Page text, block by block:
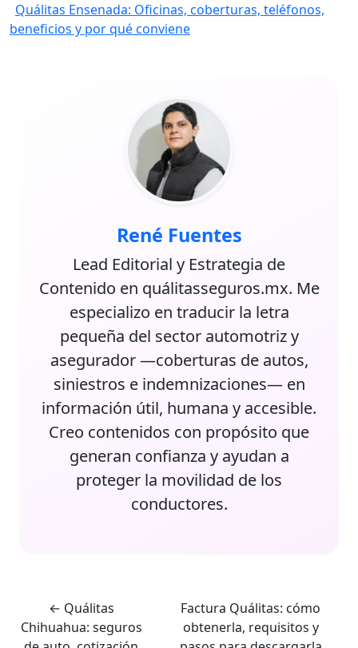
Quálitas Ensenada: Oficinas, coberturas, teléfonos,
beneficios y por qué conviene
René Fuentes
Lead Editorial y Estrategia de
Contenido en quálitasseguros.mx. Me
especializo en traducir la letra
pequeña del sector automotriz y
asegurador —coberturas de autos,
siniestros e indemnizaciones— en
información útil, humana y accesible.
Creo contenidos con propósito que
generan confianza y ayudan a
proteger la movilidad de los
conductores.
← Quálitas
Chihuahua: seguros
Factura Quálitas: cómo
obtenerla, requisitos y